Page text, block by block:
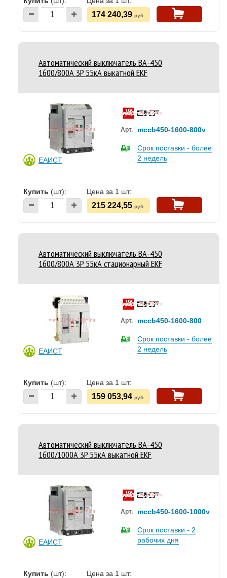
174 240,39 руб.
Автоматический выключатель ВА-450
1600/800А 3P 55кА выкатной EKF
ЕАИСТ
Арт. mccb450-1600-800v
Срок поставки - более
2 недель
Купить (шт): Цена за 1 шт:
215 224,55 руб.
Автоматический выключатель ВА-450
1600/800А 3P 55кА стационарный EKF
ЕАИСТ
Арт. mccb450-1600-800
Срок поставки - более
2 недель
Купить (шт): Цена за 1 шт:
159 053,94 руб.
Автоматический выключатель ВА-450
1600/1000А 3P 55кА выкатной EKF
ЕАИСТ
Арт. mccb450-1600-1000v
Срок поставки - 2
рабочих дня
Купить (шт): Цена за 1 шт: